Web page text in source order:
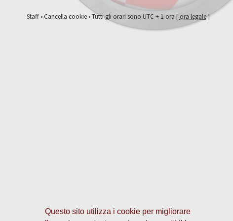
Questo sito utilizza i cookie per migliorare
Staff•Cancella cookie• Tutti gli orari sono UTC + 1 ora [ ora legale]